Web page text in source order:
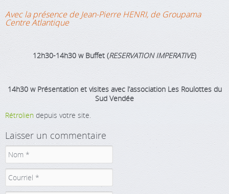
Avec la présence de Jean-Pierre HENRI, de Groupama
Centre Atlantique
12h30-14h30 wBuffet (RESERVATION IMPERATIVE)
14h30 wPrésentation et visites avec l’association Les Roulottes du
Sud Vendée
Rétrolien depuis votre site.
Laisser un commentaire